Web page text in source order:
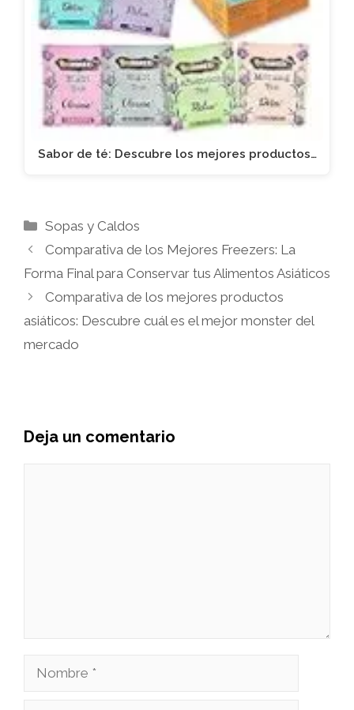
Sabor de té: Descubre los mejores productos…
Categorías
Sopas y Caldos
Comparativa de los Mejores Freezers: La
Forma Final para Conservar tus Alimentos Asiáticos
Comparativa de los mejores productos
asiáticos: Descubre cuál es el mejor monster del
mercado
Deja un comentario
Nombre